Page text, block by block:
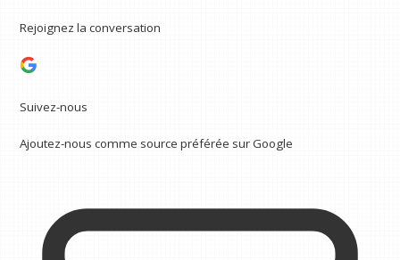
Rejoignez la conversation
Suivez-nous
Ajoutez-nous comme source préférée sur Google